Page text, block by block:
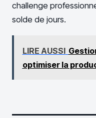
challenge
solde de jours.
LIRE AUSSI
optimiser la